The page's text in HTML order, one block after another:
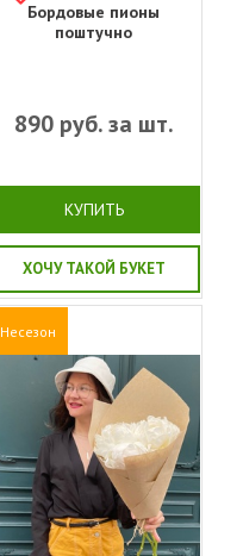
Бордовые пионы
поштучно
890руб. за шт.
КУПИТЬ
ХОЧУ ТАКОЙ БУКЕТ
Несезон